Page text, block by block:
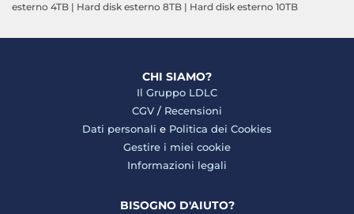
esterno 4TB | Hard disk esterno 8TB | Hard disk esterno 10TB
CHI SIAMO?
Il Gruppo LDLC
CGV / Recensioni
Dati personali e Politica dei Cookies
Gestire i miei cookie
Informazioni legali
BISOGNO D'AIUTO?